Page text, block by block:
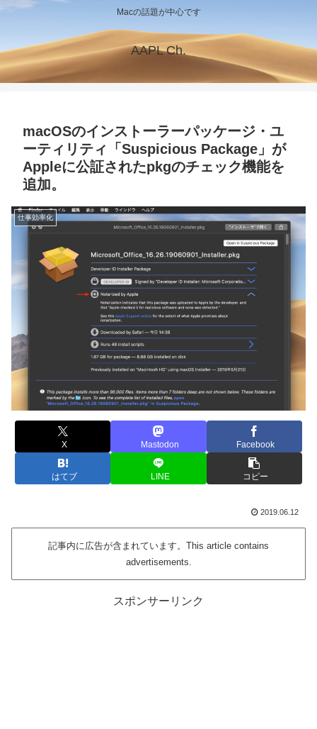
Macの話題が中心です
AAPL Ch.
macOSのインストーラーパッケージ・ユ
ーティリティ「Suspicious Package」が
Appleに公証されたpkgのチェック機能を
追加。
仕事効率化
X Mastodon Facebook
はてブ LINE コピー
2019.06.12
記事内に広告が含まれています。This article contains
advertisements.
スポンサーリンク